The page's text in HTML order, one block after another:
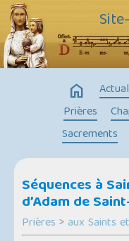
home
Prières
Sacrements
Séquences à
d’Adam de
Prières > aux Saints